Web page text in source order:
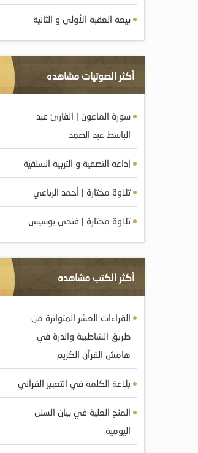
بيعة العقبة الأولى و الثانية
أكثر الصوتيات مشاهده
سورة الماعون | القارئ عبد
الباسط عبد الصمد
إذاعة التصفية و التربية السلفية
تلاوة مختارة | أحمد الرباعي
تلاوة مختارة | فتحي بوسيس
أكثر الكتب مشاهده
القراءات العشر المتواترة من
طريق الشاطبية والدرة في
هامش القرآن الكريم
بلاغة الكلمة في التعبير القرآني
المنح العلية في بيان السنن
اليومية